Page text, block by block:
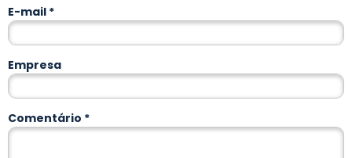
Comentário *
E-mail *
Empresa